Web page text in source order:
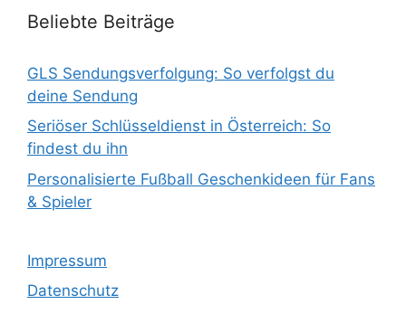
Beliebte Beiträge
GLS Sendungsverfolgung: So verfolgst du
deine Sendung
Seriöser Schlüsseldienst in Österreich: So
findest du ihn
Personalisierte Fußball Geschenkideen für Fans
& Spieler
Impressum
Datenschutz